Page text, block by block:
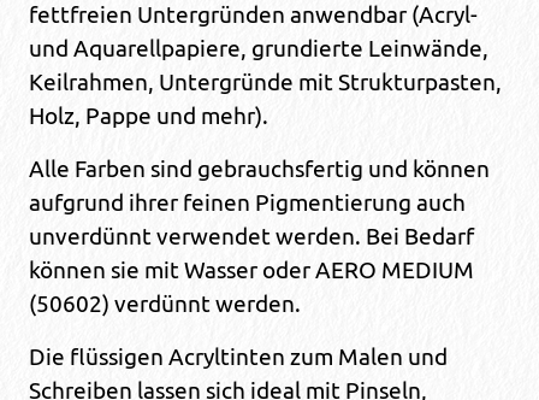
fettfreien Untergründen anwendbar (Acryl-
und Aquarellpapiere, grundierte Leinwände,
Keilrahmen, Untergründe mit Strukturpasten,
Holz, Pappe und mehr).
Alle Farben sind gebrauchsfertig und können
aufgrund ihrer feinen Pigmentierung auch
unverdünnt verwendet werden. Bei Bedarf
können sie mit Wasser oder AERO MEDIUM
(50602) verdünnt werden.
Die flüssigen Acryltinten zum Malen und
Schreiben lassen sich ideal mit Pinseln,